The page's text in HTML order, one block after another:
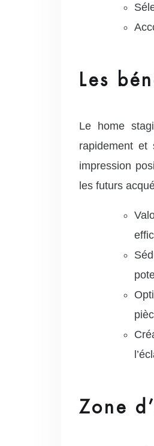
Les
Le home
rapidement
impression
les futurs
Zone